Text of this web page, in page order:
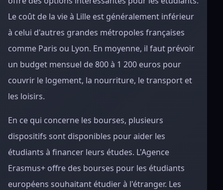
Le coût de la vie à Lille est généralement inférieur
à celui d'autres grandes métropoles françaises
comme Paris ou Lyon. En moyenne, il faut prévoir
un budget mensuel de 800 à 1 200 euros pour
couvrir le logement, la nourriture, le transport et
les loisirs.
En ce qui concerne les bourses, plusieurs
dispositifs sont disponibles pour aider les
étudiants à financer leurs études. L'Agence
Erasmus+ offre des bourses pour les étudiants
européens souhaitant étudier à l'étranger. Les